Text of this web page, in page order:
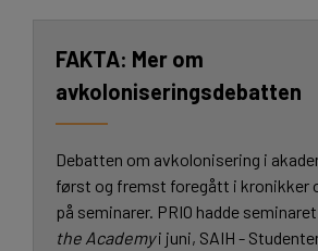
Mer om
avkoloniseringsdebatten
Debatten om avkolonisering i
først og fremst foregått i kronikker
på seminarer. PRIO hadde seminaret
the Academyi juni, SAIH -